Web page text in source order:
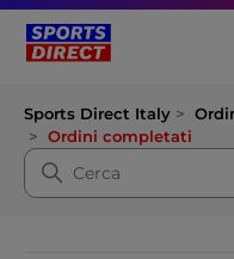
Sports Direct Italy
Ordini completati